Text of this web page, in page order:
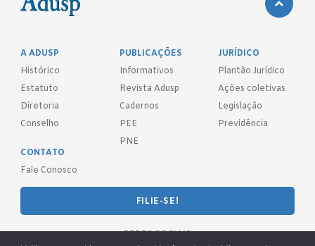
A ADUSP
Histórico
Estatuto
Diretoria
Conselho
PUBLICAÇÕES
Informativos
Revista Adusp
Cadernos
PEE
PNE
JURÍDICO
Plantão Jurídico
Ações coletivas
Legislação
Previdência
CONTATO
Fale Conosco
FILIE-SE!
REDES SOCIAIS